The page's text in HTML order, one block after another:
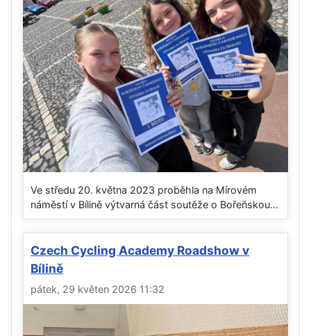
Ve středu 20. května 2023 proběhla na Mírovém
náměstí v Bílině výtvarná část soutěže o Bořeňskou...
Czech Cycling Academy Roadshow v
Bílině
pátek, 29 květen 2026 11:32